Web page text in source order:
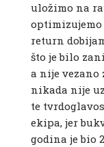
uložimo na
optimizujemo
return
što je bilo
a nije vezano
nikada nije
te
ekipa, jer
godina je bio